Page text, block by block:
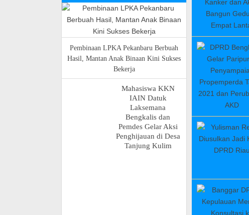
Pembinaan LPKA Pekanbaru Berbuah
Hasil, Mantan Anak Binaan Kini Sukses
Bekerja
Mahasiswa KKN
IAIN Datuk
Laksemana
Bengkalis dan
Pemdes Gelar Aksi
Penghijauan di Desa
Tanjung Kulim